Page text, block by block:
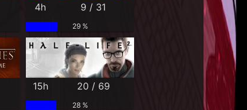
4h 9 / 31
29 %
15h 20 / 69
28 %